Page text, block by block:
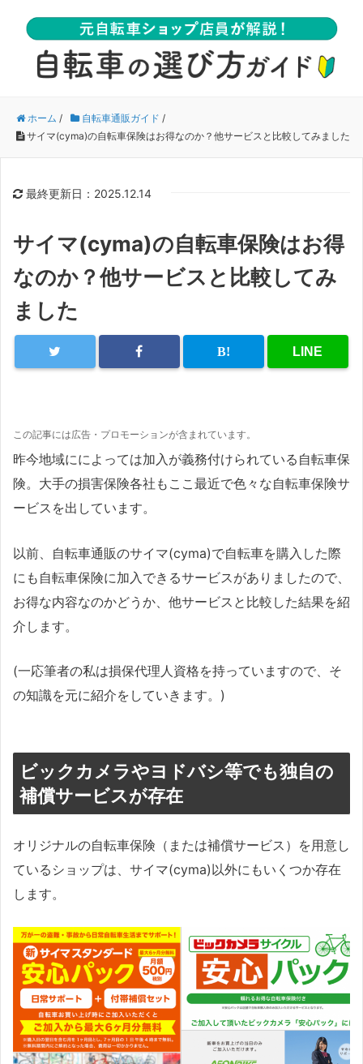
ホーム / 自転車通販ガイド /
サイマ(cyma)の自転車保険はお得なのか？他サービスと比較してみました
最終更新日：2025.12.14
サイマ(cyma)の自転車保険はお得
なのか？他サービスと比較してみ
ました
この記事には広告・プロモーションが含まれています。
昨今地域にによっては加入が義務付けられている自転車保
険。大手の損害保険各社もここ最近で色々な自転車保険サ
ービスを出しています。
以前、自転車通販のサイマ(cyma)で自転車を購入した際
にも自転車保険に加入できるサービスがありましたので、
お得な内容なのかどうか、他サービスと比較した結果を紹
介します。
(一応筆者の私は損保代理人資格を持っていますので、そ
の知識を元に紹介をしていきます。)
ビックカメラやヨドバシ等でも独自の
補償サービスが存在
オリジナルの自転車保険（または補償サービス）を用意し
ているショップは、サイマ(cyma)以外にもいくつか存在
します。